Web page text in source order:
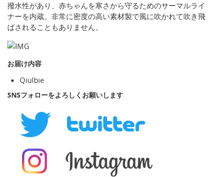
撥水性があり、赤ちゃんを寒さから守るためのサーマルライ
ナーを内蔵。非常に密度の高い素材製で風に吹かれて吹き飛
ばされることもありません。
お届け内容
Qiulbie
SNSフォローをよろしくお願いします